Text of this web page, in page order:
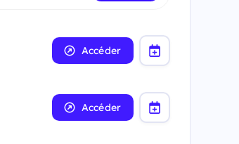
Accéder
Accéder